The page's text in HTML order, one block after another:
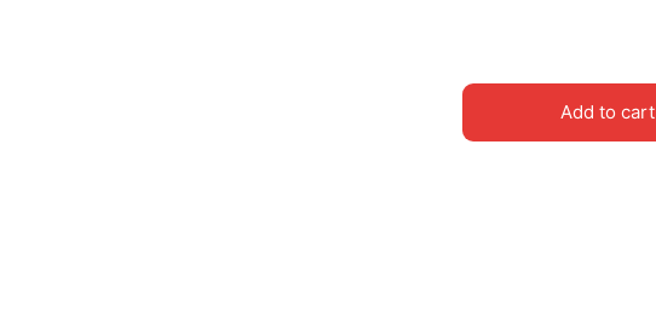
Add to cart